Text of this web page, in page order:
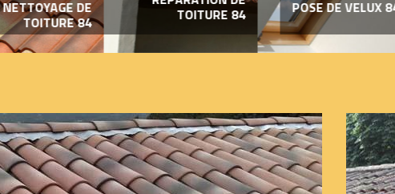
NETTOYAGE DE
TOITURE 84 TOITURE 84 POSE DE VELUX